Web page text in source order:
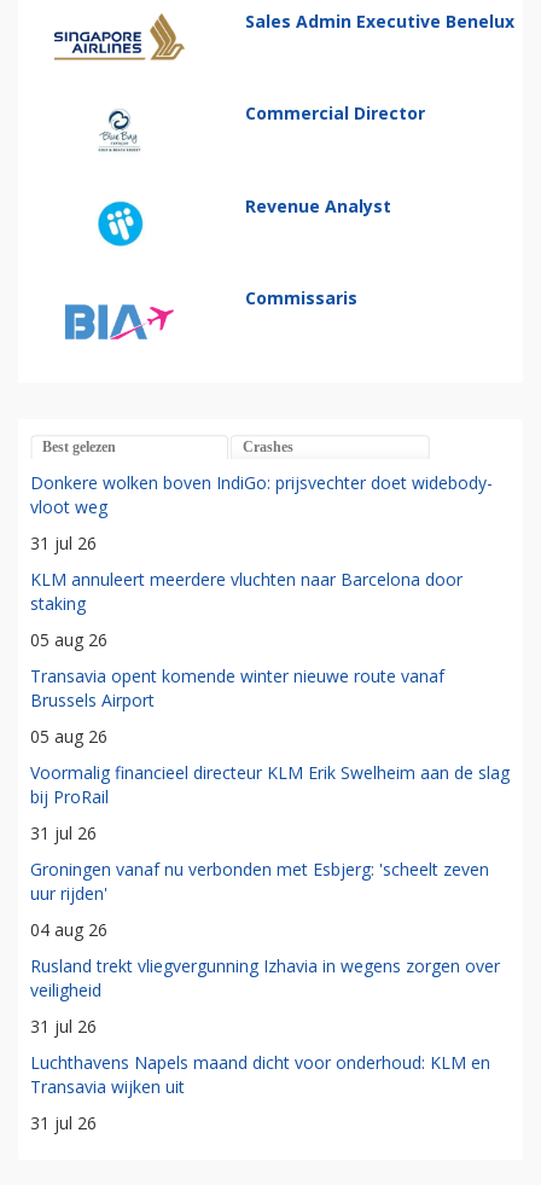
Sales Admin Executive Benelux
Commercial Director
Revenue Analyst
Commissaris
Best gelezen Crashes
Donkere wolken boven IndiGo: prijsvechter doet widebody-
vloot weg
31 jul 26
KLM annuleert meerdere vluchten naar Barcelona door
staking
05 aug 26
Transavia opent komende winter nieuwe route vanaf
Brussels Airport
05 aug 26
Voormalig financieel directeur KLM Erik Swelheim aan de slag
bij ProRail
31 jul 26
Groningen vanaf nu verbonden met Esbjerg: 'scheelt zeven
uur rijden'
04 aug 26
Rusland trekt vliegvergunning Izhavia in wegens zorgen over
veiligheid
31 jul 26
Luchthavens Napels maand dicht voor onderhoud: KLM en
Transavia wijken uit
31 jul 26